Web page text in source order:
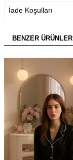
İade Koşulları
BENZER ÜRÜNLER